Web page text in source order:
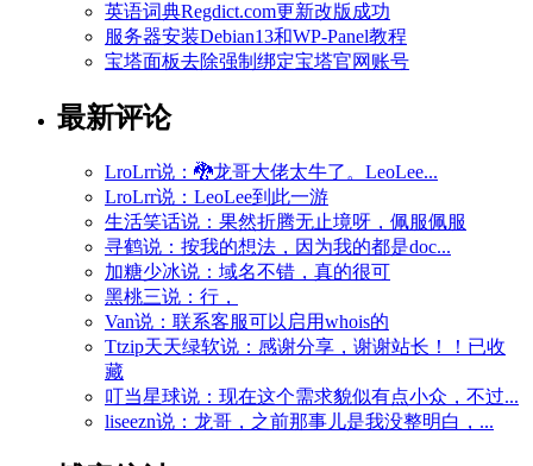
英语词典Regdict.com更新改版成功
服务器安装Debian13和WP-Panel教程
宝塔面板去除强制绑定宝塔官网账号
最新评论
LroLrr说：🐉龙哥大佬太牛了。LeoLee...
LroLrr说：LeoLee到此一游
生活笑话说：果然折腾无止境呀，佩服佩服
寻鹤说：按我的想法，因为我的都是doc...
加糖少冰说：域名不错，真的很可
黑桃三说：行，
Van说：联系客服可以启用whois的
Ttzip天天绿软说：感谢分享，谢谢站长！！已收
藏
叮当星球说：现在这个需求貌似有点小众，不过...
liseezn说：龙哥，之前那事儿是我没整明白，...